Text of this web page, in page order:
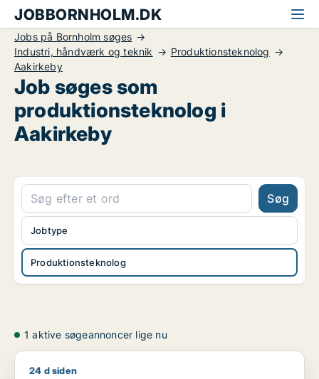
JOBBORNHOLM.DK
Jobs på Bornholm søges
Industri, håndværk og teknik
Produktionsteknolog
Aakirkeby
Job søges som
produktionsteknolog i
Aakirkeby
Søg
Produktionsteknolog
Jobtype
1 aktive søgeannoncer lige nu
Mark søger job som elektriker / tømrer/snedker /
24 d siden